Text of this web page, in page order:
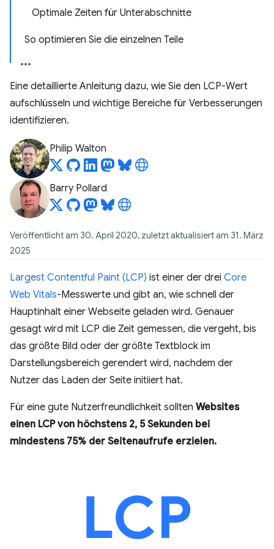
Optimale Zeiten für Unterabschnitte
So optimieren Sie die einzelnen Teile
Eine detaillierte Anleitung dazu, wie Sie den LCP-Wert
aufschlüsseln und wichtige Bereiche für Verbesserungen
identifizieren.
Philip Walton
Barry Pollard
Veröffentlicht am 30. April 2020, zuletzt aktualisiert am 31. März
2025
Largest Contentful Paint (LCP) ist einer der drei Core
Web Vitals-Messwerte und gibt an, wie schnell der
Hauptinhalt einer Webseite geladen wird. Genauer
gesagt wird mit LCP die Zeit gemessen, die vergeht, bis
das größte Bild oder der größte Textblock im
Darstellungsbereich gerendert wird, nachdem der
Nutzer das Laden der Seite initiiert hat.
Für eine gute Nutzerfreundlichkeit sollten Websites
einen LCP von höchstens 2, 5 Sekunden bei
mindestens 75% der Seitenaufrufe erzielen.